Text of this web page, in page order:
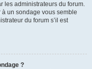
les administrateurs du forum.
un sondage vous semble
du forum s’il est
?